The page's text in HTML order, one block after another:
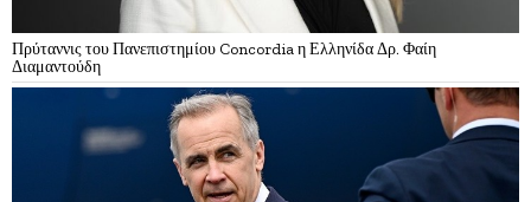
Πρύταννις του Πανεπιστημίου Concordia η Ελληνίδα Δρ. Φαίη
Διαμαντούδη